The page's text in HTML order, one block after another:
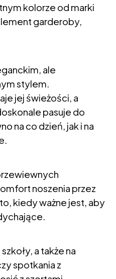
kolorze od marki
garderoby,
ale
stylem.
jej świeżości, a
pasuje do
na co dzień, jak i na
noszenia przez
kiedy ważne jest, aby
a także na
spotkania z